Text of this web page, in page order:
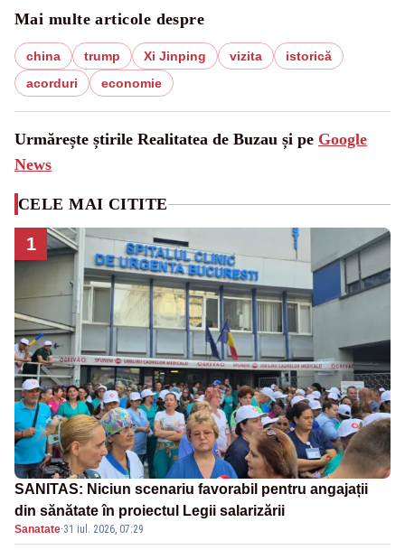
Mai multe articole despre
china trump Xi Jinping vizita
istorică
acorduri
economie
Urmărește știrile Realitatea de Buzau și pe Google
News
CELE MAI CITITE
1
SANITAS: Niciun scenariu favorabil pentru angajații
din sănătate în proiectul Legii salarizării
Sanatate·31 iul. 2026, 07:29